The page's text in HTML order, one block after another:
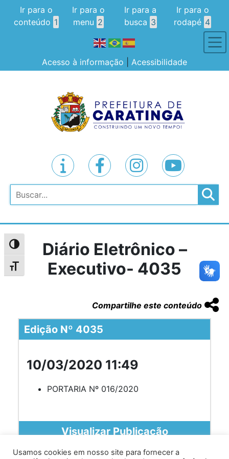
Alternar alto contraste
Alternar tamanho da fonte
Ir para o
conteúdo 1
Ir para o
menu 2
Ir para a
busca 3
Ir para o
rodapé 4
Acesso à informação Acessibilidade
Pesquisar
Diário Eletrônico –
Executivo- 4035
Compartilhe este conteúdo
Edição Nº 4035
10/03/2020 11:49
PORTARIA Nº 016/2020
Visualizar Publicação
Usamos cookies em nosso site para fornecer a